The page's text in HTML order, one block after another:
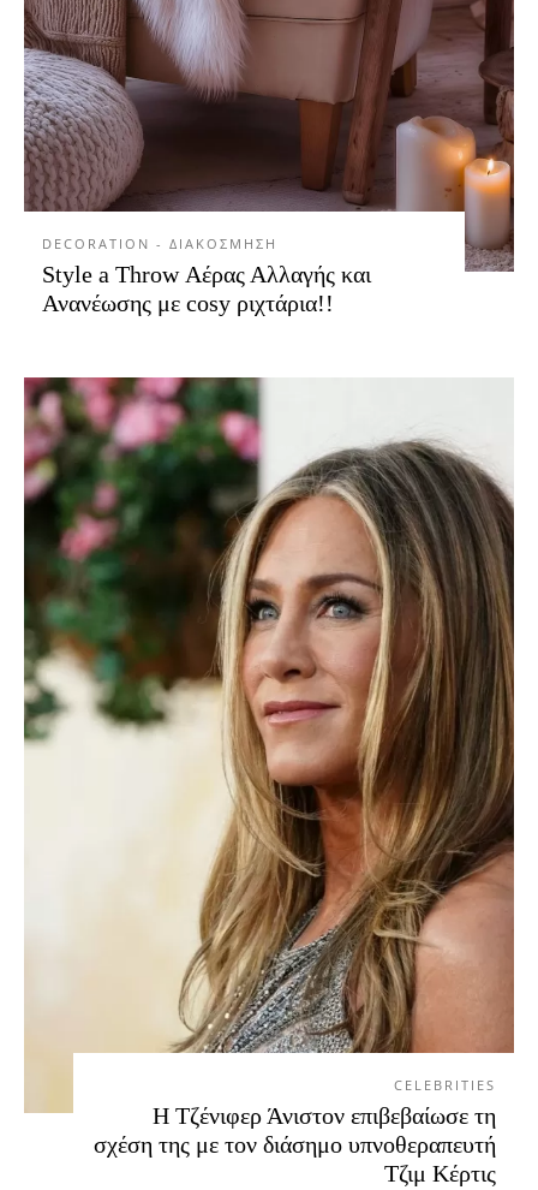
DECORATION - ΔΙΑΚΟΣΜΗΣΗ
Style a Throw Αέρας Αλλαγής και
Ανανέωσης με cosy ριχτάρια!!
CELEBRITIES
Η Τζένιφερ Άνιστον επιβεβαίωσε τη
σχέση της με τον διάσημο υπνοθεραπευτή
Τζιμ Κέρτις